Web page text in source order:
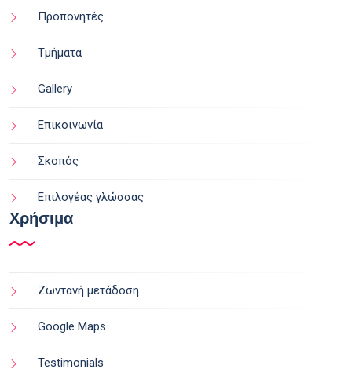
Προπονητές
Τμήματα
Gallery
Επικοινωνία
Σκοπός
Επιλογέας γλώσσας
Χρήσιμα
Ζωντανή μετάδοση
Google Maps
Testimonials